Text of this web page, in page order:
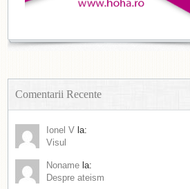
Comentarii Recente
Ionel V la:
Visul
Noname la:
Despre ateism